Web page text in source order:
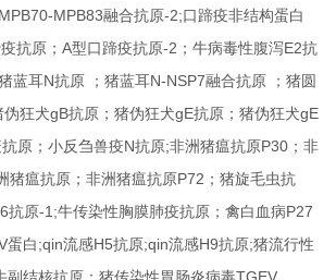
MPB83融合抗原-2;口蹄疫非结构蛋白
抗原；A型口蹄疫抗原-2；牛病毒性腹泻E2抗
蓝耳N抗原 ；猪蓝耳N-NSP7融合抗原 ；猪圆
狂犬gB抗原；猪伪狂犬gE抗原；猪伪狂犬gE
原；小反刍兽疫N抗原;非洲猪瘟抗原P30；非
猪瘟抗原；非洲猪瘟抗原P72；猪旋毛虫抗
抗原-1;牛传染性胸膜肺疫抗原；禽白血病P27
蛋白;qin流感H5抗原;qin流感H9抗原;猪流行性